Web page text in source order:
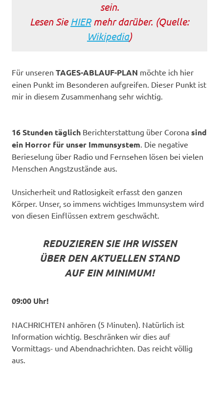
sein.
Lesen Sie HIERmehr darüber. (Quelle:
Wikipedia)
Für unseren TAGES-ABLAUF-PLAN möchte ich hier
einen Punkt im Besonderen aufgreifen. Dieser Punkt ist
mir in diesem Zusammenhang sehr wichtig.
16 Stunden täglich Berichterstattung über Corona sind
ein Horror für unser Immunsystem. Die negative
Berieselung über Radio und Fernsehen lösen bei vielen
Menschen Angstzustände aus.
Unsicherheit und Ratlosigkeit erfasst den ganzen
Körper. Unser, so immens wichtiges Immunsystem wird
von diesen Einflüssen extrem geschwächt.
REDUZIEREN SIE IHR WISSEN
ÜBER DEN AKTUELLEN STAND
AUF EIN MINIMUM!
09:00 Uhr!
NACHRICHTEN anhören (5 Minuten). Natürlich ist
Information wichtig. Beschränken wir dies auf
Vormittags- und Abendnachrichten. Das reicht völlig
aus.